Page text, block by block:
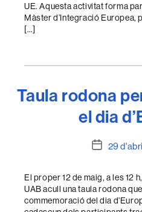
UE. Aquesta activitat forma
Màster d’Integració Europea,
[…]
Taula rodona
el dia
Data
l'entrada
29
El proper 12 de maig, a les 12
UAB acull una taula rodona
commemoració del dia